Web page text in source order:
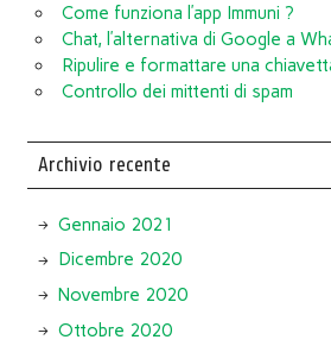
Come funziona l’app Immuni ?
Chat, l’alternativa di Google a
Ripulire e formattare una
Controllo dei mittenti di spam
Archivio recente
Gennaio 2021
Dicembre 2020
Novembre 2020
Ottobre 2020